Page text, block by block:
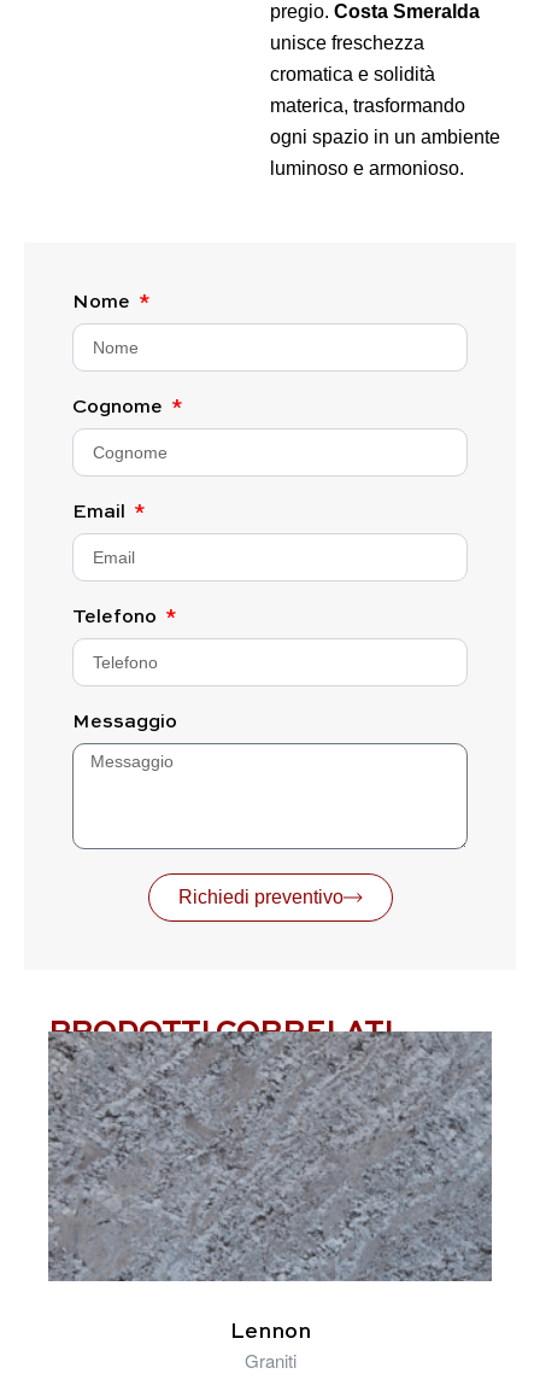
pregio. Costa Smeralda
unisce freschezza
cromatica e solidità
materica, trasformando
ogni spazio in un ambiente
luminoso e armonioso.
Nome
Cognome
Email
Telefono
Messaggio
Richiedi preventivo
PRODOTTI CORRELATI
Lennon
Graniti